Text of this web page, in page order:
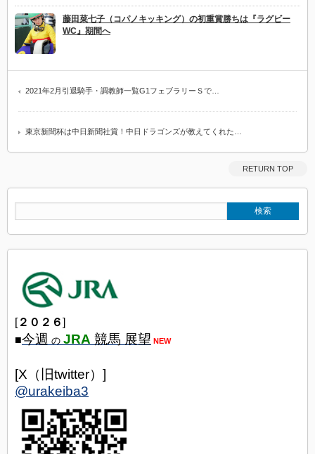
藤田菜七子（コパノキッキング）の初重賞勝ちは『ラグビー
WC』期間へ
2021年2月引退騎手・調教師一覧G1フェブラリーＳで…
東京新聞杯は中日新聞社賞！中日ドラゴンズが教えてくれた…
RETURN TOP
[２０２６]
■今週 の JRA 競馬 展望 NEW
[X（旧twitter）]
@urakeiba3